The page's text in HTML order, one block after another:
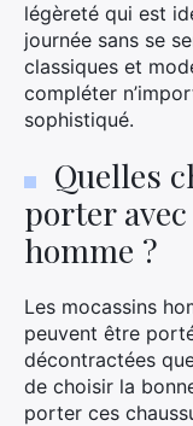
légèreté qui est
journée sans se
classiques et
compléter
sophistiqué.
Quelles
porter
homme ?
Les mocassins
peuvent être
décontractées
de choisir la
porter ces
Rechercher
: